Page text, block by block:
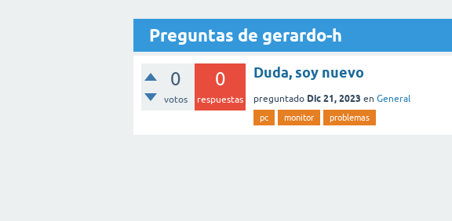
Preguntas de gerardo-h
0
votos
0
respuestas
Duda, soy nuevo
preguntado Dic 21, 2023 en General
pc monitor problemas